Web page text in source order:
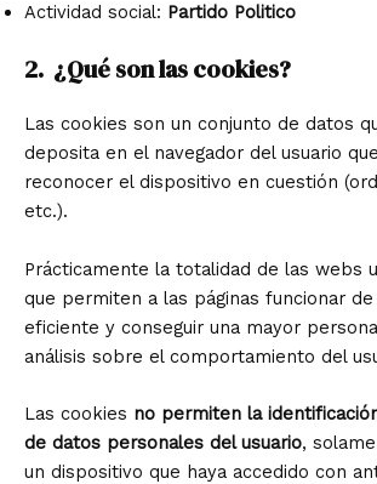
Actividad social: Partido Politico
2. ¿Qué son las cookies?
Las cookies son un conjunto de datos
deposita en el navegador del usuario
reconocer el dispositivo en cuestión
etc.).
Prácticamente la totalidad de las webs
que permiten a las páginas funcionar
eficiente y conseguir una mayor
análisis sobre el comportamiento del
Las cookies no permiten la
de datos personales del usuario,
un dispositivo que haya accedido con